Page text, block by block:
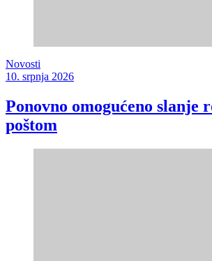
Novosti
10. srpnja 2026
Ponovno omogućeno slanje
poštom